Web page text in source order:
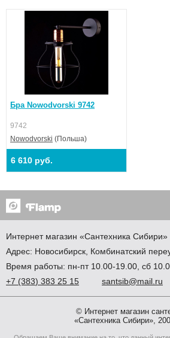
Материал плафона
Металл
Размеры
Длина
330 мм
Высота
320 мм
Лампы
Тип лампы
60 W
Мощность общая
60 W
Количество ламп
Тип цоколя
E27
Лампы в комплекте
Нет
Выключатель
Выключатель
Нет
Дополнительные параметры
Место установки
Площадь освещения
Бра Nowodvorski 9742
9742
Nowodvorski (Польша)
6 610 руб.
Интернет магазин «Сантехника Сибири»
Адрес: Новосибирск Комбинатский
Время работы: пн-пт 10.00-19.00, сб
+7 (383) 383 25 15 santsib@mail.ru
© Интернет магазин
«Сантехника Сибири»,